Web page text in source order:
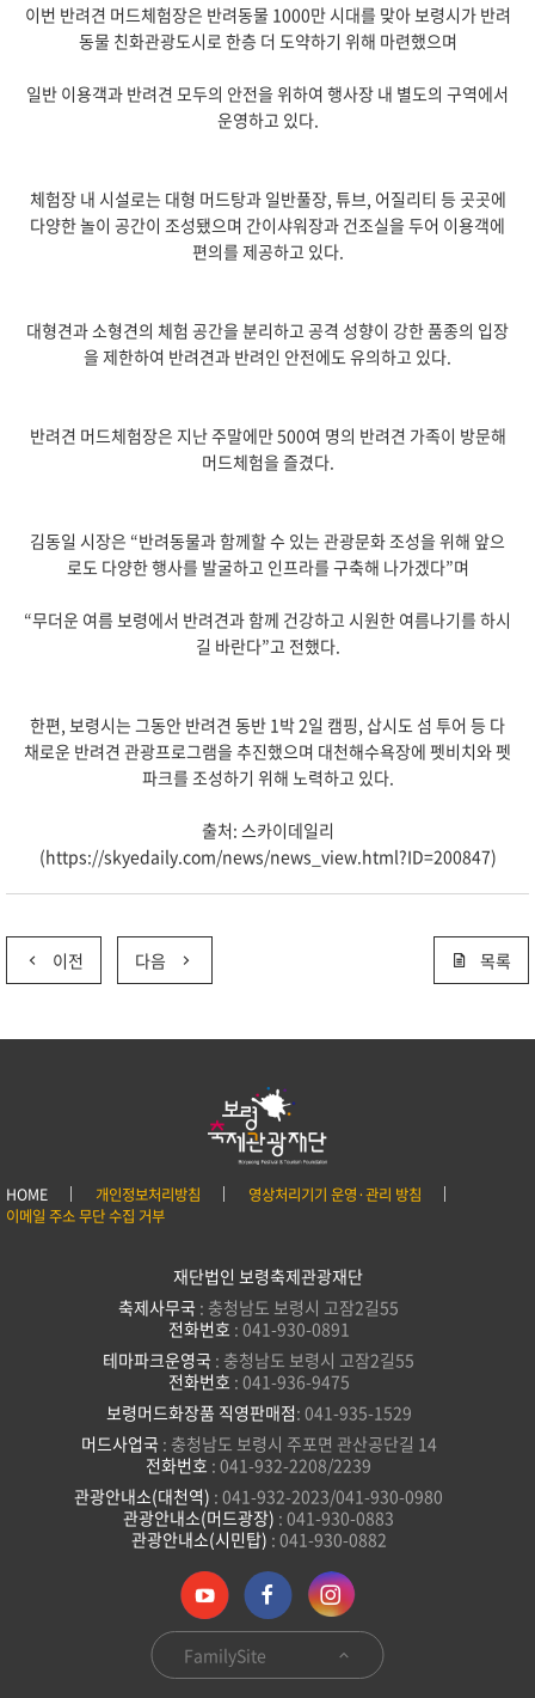
이번 반려견 머드체험장은 반려동물 1000만 시대를 맞아 보령시가 반려
동물 친화관광도시로 한층 더 도약하기 위해 마련했으며
일반 이용객과 반려견 모두의 안전을 위하여 행사장 내 별도의 구역에서
운영하고 있다.
체험장 내 시설로는 대형 머드탕과 일반풀장, 튜브, 어질리티 등 곳곳에
다양한 놀이 공간이 조성됐으며 간이샤워장과 건조실을 두어 이용객에
편의를 제공하고 있다.
대형견과 소형견의 체험 공간을 분리하고 공격 성향이 강한 품종의 입장
을 제한하여 반려견과 반려인 안전에도 유의하고 있다.
반려견 머드체험장은 지난 주말에만 500여 명의 반려견 가족이 방문해
머드체험을 즐겼다.
김동일 시장은 “반려동물과 함께할 수 있는 관광문화 조성을 위해 앞으
로도 다양한 행사를 발굴하고 인프라를 구축해 나가겠다”며
“무더운 여름 보령에서 반려견과 함께 건강하고 시원한 여름나기를 하시
길 바란다”고 전했다.
한편, 보령시는 그동안 반려견 동반 1박 2일 캠핑, 삽시도 섬 투어 등 다
채로운 반려견 관광프로그램을 추진했으며 대천해수욕장에 펫비치와 펫
파크를 조성하기 위해 노력하고 있다.
출처: 스카이데일리
(https://skyedaily.com/news/news_view.html?ID=200847)
이전 다음 목록
HOME 개인정보처리방침
영상처리기기 운영·관리 방침
이메일 주소 무단 수집 거부
재단법인 보령축제관광재단
축제사무국 : 충청남도 보령시 고잠2길55
전화번호 : 041-930-0891
테마파크운영국 : 충청남도 보령시 고잠2길55
전화번호 : 041-936-9475
보령머드화장품 직영판매점: 041-935-1529
머드사업국 : 충청남도 보령시 주포면 관산공단길 14
전화번호 : 041-932-2208/2239
관광안내소(대천역) : 041-932-2023/041-930-0980
관광안내소(머드광장) : 041-930-0883
관광안내소(시민탑) : 041-930-0882
FamilySite